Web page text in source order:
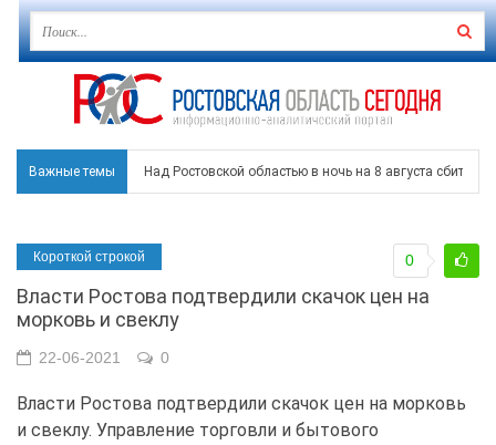
Важные темы Над Ростовской областью в ночь на 8 августа сбито
Режим ЧС регионального характера начал
В Чеховской библиотеке Таганрога открылась
В Ростове задержан подозреваемый в ночном
Короткой строкой
Власти Ростова подтвердили скачок цен на
морковь и свеклу
0
22-06-2021 0
Власти Ростова подтвердили скачок цен на морковь
и свеклу. Управление торговли и бытового